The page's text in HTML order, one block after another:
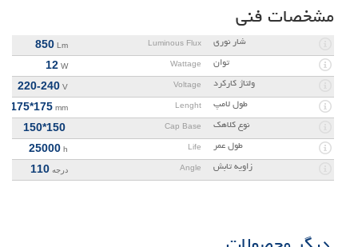
مشخصات فنی
شار نوری Luminous Flux
Lm
850
توان Wattage
W
12
ولتاژ کارکرد Voltage
V
220-240
طول لامپ Lenght
mm
175*175
نوع کلاهک Cap Base
150*150
طول عمر Life
h
25000
زاویه تابش Angle درجه 110